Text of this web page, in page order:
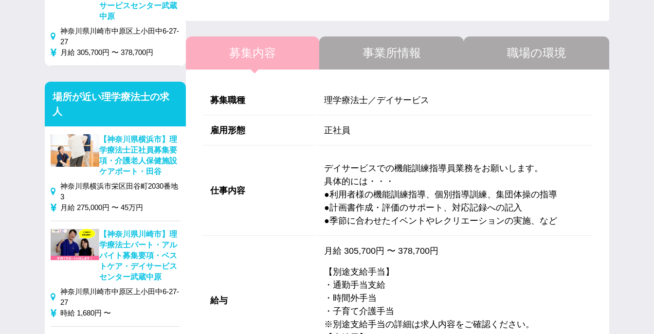
募集内容 事業所情報 職場の環境
募集職種 理学療法士／デイサービス
雇用形態 正社員
仕事内容
デイサービスでの機能訓練指導員業務をお願いします。
具体的には・・・
●利用者様の機能訓練指導、個別指導訓練、集団体操の指導
●計画書作成・評価のサポート、対応記録への記入
●季節に合わせたイベントやレクリエーションの実施、など
給与
月給 305,700円 〜 378,700円
【別途支給手当】
・通勤手当支給
・時間外手当
・子育て介護手当
※別途支給手当の詳細は求人内容をご確認ください。
サービスセンター武蔵
中原
神奈川県川崎市中原区上小田中6-27-
27
月給 305,700円 〜 378,700円
場所が近い理学療法士の求
人
【神奈川県横浜市】理
学療法士正社員募集要
項・介護老人保健施設
ケアポート・田谷
神奈川県横浜市栄区田谷町2030番地
3
月給 275,000円 〜 45万円
【神奈川県川崎市】理
学療法士パート・アル
バイト募集要項・ベス
トケア・デイサービス
センター武蔵中原
神奈川県川崎市中原区上小田中6-27-
27
時給 1,680円 〜